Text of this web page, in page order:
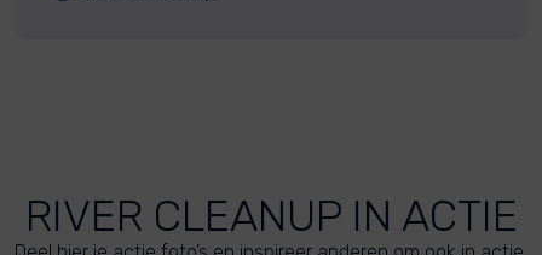
RIVER CLEANUP IN ACTIE